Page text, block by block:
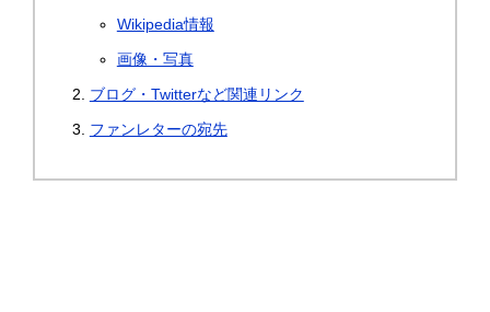
Wikipedia情報
画像・写真
ブログ・Twitterなど関連リンク
ファンレターの宛先